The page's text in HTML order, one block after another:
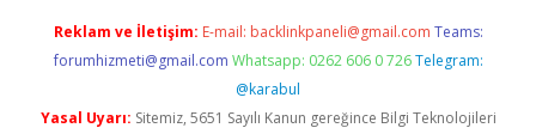
Reklam ve İletişim: E-mail: backlinkpaneli@gmail.com Teams:
forumhizmeti@gmail.com Whatsapp: 0262 606 0 726 Telegram:
@karabul
Yasal Uyarı: Sitemiz, 5651 Sayılı Kanun gereğince Bilgi Teknolojileri